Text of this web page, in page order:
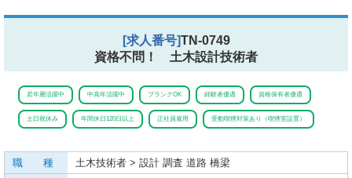
[求人番号]TN-0749
資格不問！ 土木設計技術者
若年層活躍中 中高年活躍中 ブランクOK 経験者優遇 資格保有者優遇
土日祝休み 年間休日120日以上 正社員雇用 受動喫煙対策あり（喫煙室設置）
職 種 土木技術者 > 設計 調査 道路 橋梁